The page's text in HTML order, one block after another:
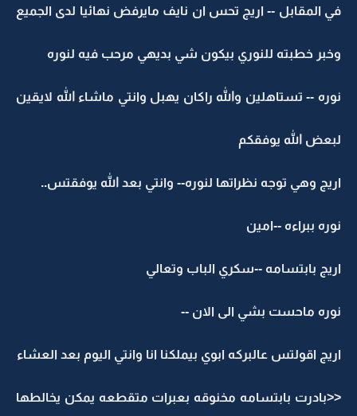
في المقابل -- اريج تحس ان نايف مايرفض نهائيا لدى الجميع
وخبر خطبته للنوري بيكون شي بديهي مرحب فيه لنوره
نوره -- تستاهلين والله راكان يهبل وانتي ماشاء الله لايقين
لبعض الله يوفقكم
اريج وهي توجه نظراتها لنوره-- وانتي بعد الله يوفقتس..
نوره ببراءه --امين
اريج بابتسامه --سكري الباب وتعالي
نوره ماحست بشي الى الان --
اريج اقولتس عالبركه ابوي بيملكنا انا وانتي اليوم بعد العشاء
<<بادرت بابتسامه مخنوقه بعبرات متقطعه يمكن يخالطها